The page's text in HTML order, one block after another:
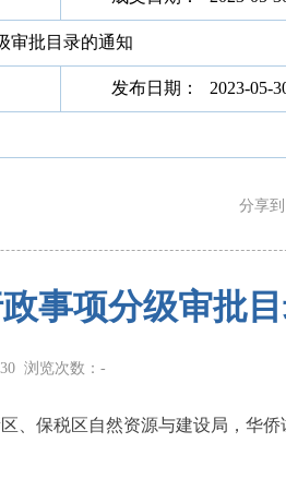
审批目录的通知
发布日期： 2023-05-
分享到
事项分级审批
浏览次数： -
、保税区自然资源与建设局，华